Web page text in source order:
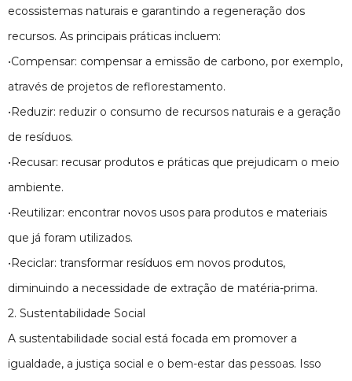
ecossistemas naturais e garantindo a regeneração dos
recursos. As principais práticas incluem:
•Compensar: compensar a emissão de carbono, por exemplo,
através de projetos de reflorestamento.
•Reduzir: reduzir o consumo de recursos naturais e a geração
de resíduos.
•Recusar: recusar produtos e práticas que prejudicam o meio
ambiente.
•Reutilizar: encontrar novos usos para produtos e materiais
que já foram utilizados.
•Reciclar: transformar resíduos em novos produtos,
diminuindo a necessidade de extração de matéria-prima.
2. Sustentabilidade Social
A sustentabilidade social está focada em promover a
igualdade, a justiça social e o bem-estar das pessoas. Isso